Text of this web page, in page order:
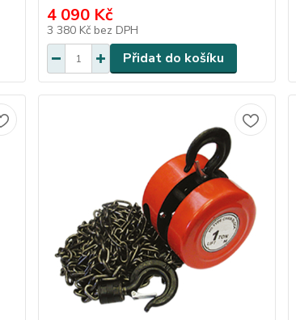
4 090 Kč
3 380 Kč bez DPH
Přidat do košíku